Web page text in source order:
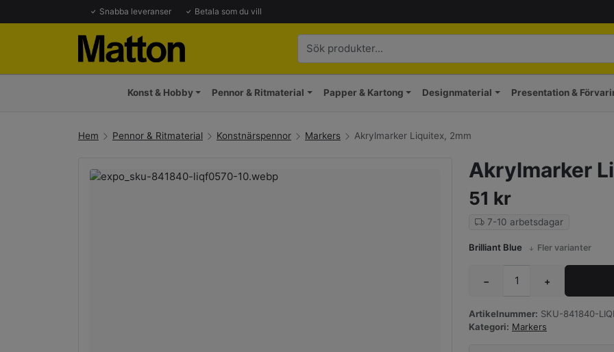
Snabba leveranser Betala som du vill
Konst & Hobby Pennor & Ritmaterial Papper & Kartong Designmaterial Presentation &
Hem Pennor & Ritmaterial Konstnärspennor Markers Akrylmarker Liquitex, 2mm
Akrylmarker
51 kr
7-10 arbetsdagar
Brilliant Blue Fler varianter
− +
Artikelnummer: SKU-841840-
Kategori: Markers